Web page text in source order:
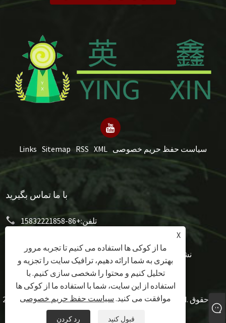
Links Sitemap RSS XML سیاست حفظ حریم خصوصی
با ما تماس بگیرید
تلفن:+86-15832221858
mery@hongxumachinery.com
نشانی:
خیابان غربی تائویوان، شهرستان شونپینگ، شهر
بائودینگ، استان هبی، چین
حق چاپ © 2024 Hongxu Machinery Equipment Co., Ltd. کلیه حقوق
X
ما از کوکی ها استفاده می کنیم تا تجربه مرور
بهتری به شما ارائه دهیم، ترافیک سایت را تجزیه و
تحلیل کنیم و محتوا را شخصی سازی کنیم. با
استفاده از این سایت، شما با استفاده ما از کوکی ها
موافقت می کنید. سیاست حفظ حریم خصوصی
رد کردن قبول کنید